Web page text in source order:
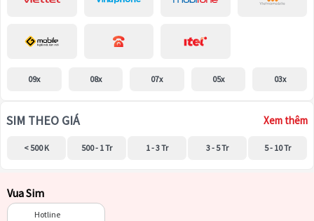
09x 08x 07x 05x 03x
SIM THEO GIÁ Xem thêm
< 500 K 500 - 1 Tr 1 - 3 Tr 3 - 5 Tr 5 - 10 Tr
Vua Sim
Hotline